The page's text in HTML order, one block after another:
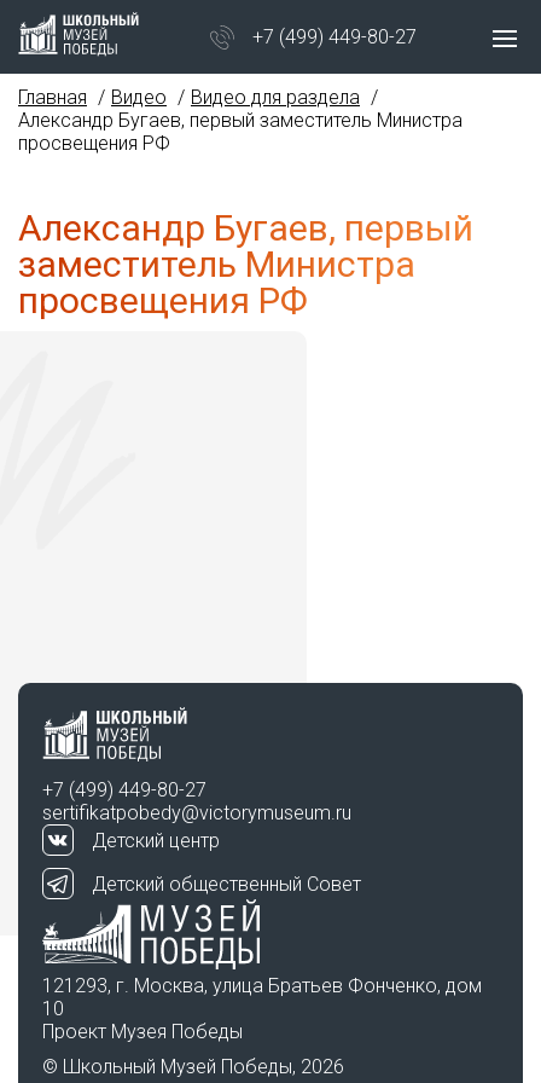
+7 (499) 449-80-27
Главная Видео
Видео для раздела
Александр Бугаев, первый заместитель Министра
просвещения РФ
Александр Бугаев, первый
заместитель Министра
просвещения РФ
+7 (499) 449-80-27
sertifikatpobedy@victorymuseum.ru
Детский центр
Детский общественный Совет
121293, г. Москва, улица Братьев Фонченко, дом
10
Проект Музея Победы
© Школьный Музей Победы, 2026